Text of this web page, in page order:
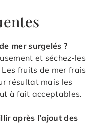
mer surgelés ?
et séchez-les
fruits de mer frais
résultat mais les
à fait acceptables.
après l’ajout des